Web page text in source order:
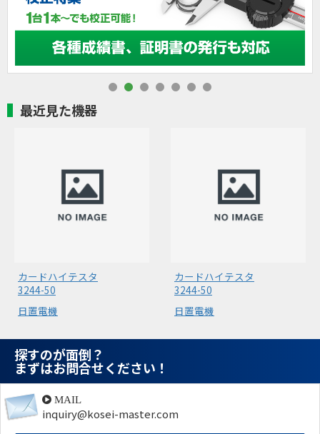
最近見た機器
カードハイテスタ
3244-50
日置電機
カードハイテスタ
3244-50
日置電機
探すのが面倒？
まずはお問合せください！
MAIL
inquiry@kosei-master.com